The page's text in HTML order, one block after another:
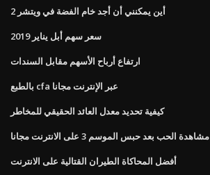
أين يمكنني أن أجد خام الفضة في ويتشر 2
سعر سهم أبل يناير 2019
ارتفاع أرباح الأسهم مقابل السندات
بالطبع cfa عبر الإنترنت مجانا
كيفية تحديد معدل العائد الحقيقي للمخاطر
مشاهدة الحب بعد حبس الموسم 3 على الانترنت مجانا
أفضل المحاكاة الطيران القتالية على الانترنت